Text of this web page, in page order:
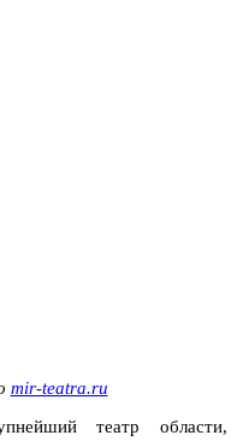
mir-teatra.ru
театр области,